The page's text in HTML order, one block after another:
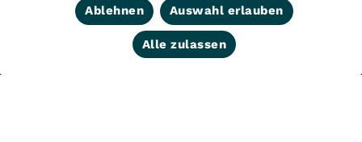
VITREA Deutschland
VITREA
Ablehnen Auswahl erlauben
Alle zulassen